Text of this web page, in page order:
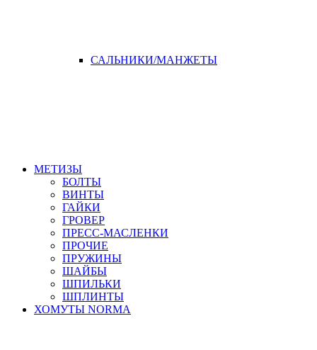
САЛЬНИКИ/МАНЖЕТЫ
МЕТИЗЫ
БОЛТЫ
ВИНТЫ
ГАЙКИ
ГРОВЕР
ПРЕСС-МАСЛЕНКИ
ПРОЧИЕ
ПРУЖИНЫ
ШАЙБЫ
ШПИЛЬКИ
ШПЛИНТЫ
ХОМУТЫ NORMA